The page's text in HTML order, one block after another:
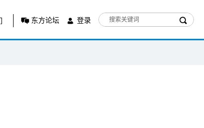
东方论坛 登录